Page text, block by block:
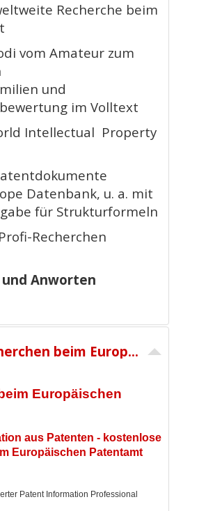
Recherche beim
vom Amateur zum
und
im Volltext
Intellectual Property
Datenbank, u. a. mit
für Strukturformeln
Recherchen
und Anworten
21.06.22 Recherchen beim Europäischen Patentamt - 11:00 - 12:00 Uhr - 65,00 € netto
Europäischen
aus Patenten - kostenlose
Europäischen Patentamt
Patent Information Professional